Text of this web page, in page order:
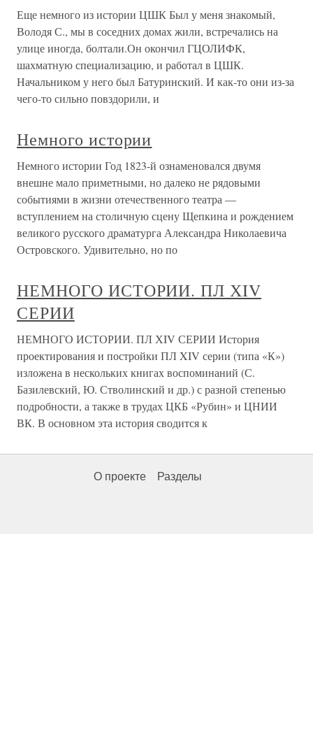
Еще немного из истории ЦШК Был у меня знакомый,
Володя С., мы в соседних домах жили, встречались на
улице иногда, болтали.Он окончил ГЦОЛИФК,
шахматную специализацию, и работал в ЦШК.
Начальником у него был Батуринский. И как-то они из-за
чего-то сильно повздорили, и
Немного истории
Немного истории Год 1823-й ознаменовался двумя
внешне мало приметными, но далеко не рядовыми
событиями в жизни отечественного театра —
вступлением на столичную сцену Щепкина и рождением
великого русского драматурга Александра Николаевича
Островского. Удивительно, но по
НЕМНОГО ИСТОРИИ. ПЛ ХIV
СЕРИИ
НЕМНОГО ИСТОРИИ. ПЛ ХIV СЕРИИ История
проектирования и постройки ПЛ XIV серии (типа «К»)
изложена в нескольких книгах воспоминаний (С.
Базилевский, Ю. Стволинский и др.) с разной степенью
подробности, а также в трудах ЦКБ «Рубин» и ЦНИИ
ВК. В основном эта история сводится к
О проекте Разделы